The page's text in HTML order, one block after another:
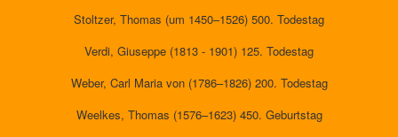
Stoltzer, Thomas (um 1450–1526) 500. Todestag
Verdi, Giuseppe (1813 - 1901) 125. Todestag
Weber, Carl Maria von (1786–1826) 200. Todestag
Weelkes, Thomas (1576–1623) 450. Geburtstag